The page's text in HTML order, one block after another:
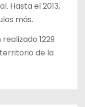
Hasta el 2013,
más.
1229
de la